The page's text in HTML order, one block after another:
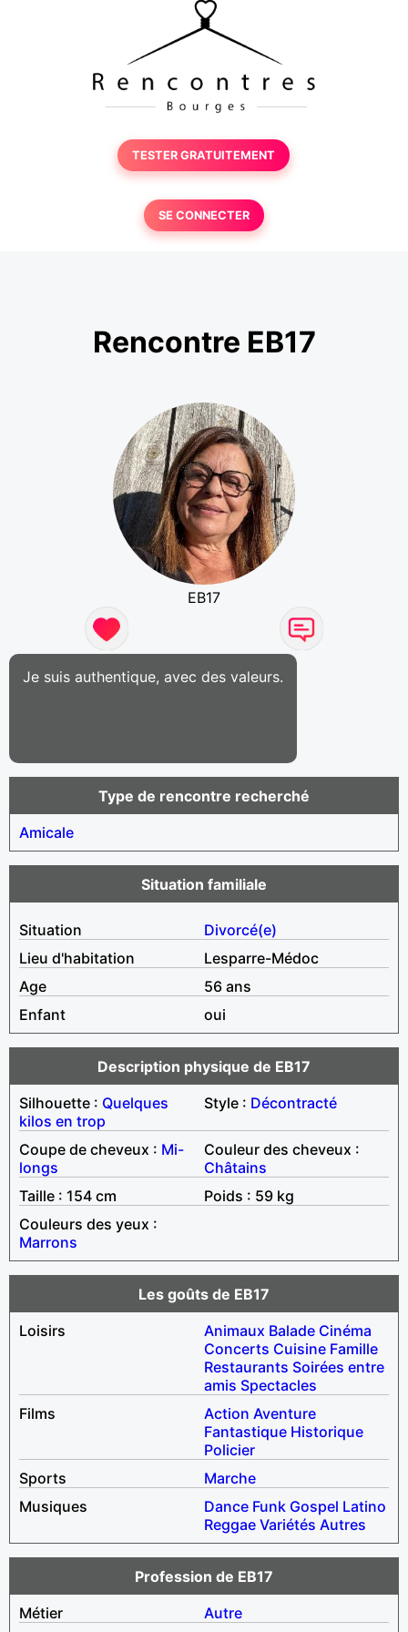
TESTER GRATUITEMENT
SE CONNECTER
Rencontre EB17
EB17
Je suis authentique, avec des valeurs.
Type de rencontre recherché
Amicale
Situation familiale
Situation
Divorcé(e)
Lieu d'habitation
Lesparre-Médoc
Age
56 ans
Enfant
oui
Description physique de EB17
Silhouette : Quelques
kilos en trop
Style : Décontracté
Coupe de cheveux : Mi-
longs
Couleur des cheveux :
Châtains
Taille : 154 cm
Poids : 59 kg
Couleurs des yeux :
Marrons
Les goûts de EB17
Loisirs
Animaux Balade Cinéma
Concerts Cuisine Famille
Restaurants Soirées entre
amis Spectacles
Films
Action Aventure
Fantastique Historique
Policier
Sports
Marche
Musiques
Dance Funk Gospel Latino
Reggae Variétés Autres
Profession de EB17
Métier
Autre